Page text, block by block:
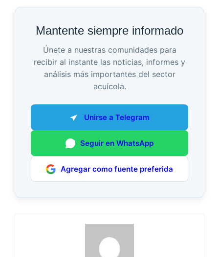
Mantente siempre informado
Únete a nuestras comunidades para
recibir al instante las noticias, informes y
análisis más importantes del sector
acuícola.
Unirse a Telegram
Seguir en WhatsApp
Agregar como fuente preferida